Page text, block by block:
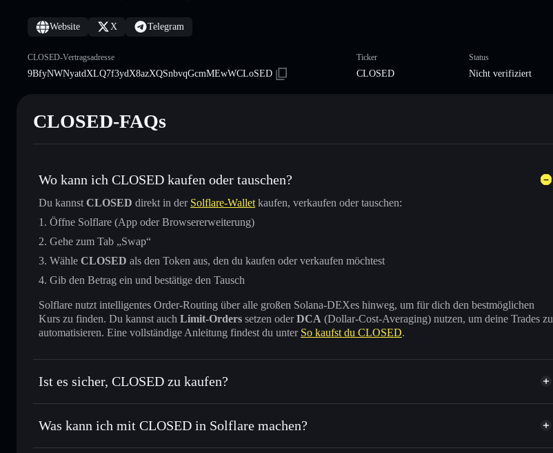
Website X Telegram
CLOSED-Vertragsadresse
9BfyNWNyatdXLQ7f3ydX8azXQSnbvqGcmMEwWCLoSED
Ticker
CLOSED
Status
Nicht verifiziert
CLOSED-FAQs
Wo kann ich CLOSED kaufen oder tauschen?
Du kannst CLOSED direkt in der Solflare-Wallet kaufen, verkaufen oder tauschen:
Öffne Solflare (App oder Browsererweiterung)
Gehe zum Tab „Swap“
Wähle CLOSED als den Token aus, den du kaufen oder verkaufen möchtest
Gib den Betrag ein und bestätige den Tausch
Solflare nutzt intelligentes Order-Routing über alle großen Solana-DEXes hinweg, um für dich den bestmöglichen
Kurs zu finden. Du kannst auch Limit-Orders setzen oderDCA (Dollar-Cost-Averaging) nutzen, um deine Trades zu
automatisieren. Eine vollständige Anleitung findest du unter So kaufst du CLOSED.
Ist es sicher, CLOSED zu kaufen?
CLOSED nicht verifiziert
Was kann ich mit CLOSED in Solflare machen?
CLOSED
Solflare-Wallet